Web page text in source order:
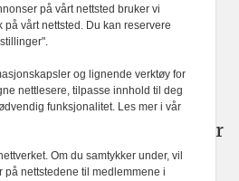
Vær Varsom-
god presseskikk. Her
PFUsarbeid.
på vårt nettsted bruker vi
på vårt nettsted. Du kan reservere
og lignende verktøy for
nettlesere, tilpasse innhold til deg
funksjonalitet. Les mer i vår
Om du samtykker under, vil
på nettstedene til medlemmene i